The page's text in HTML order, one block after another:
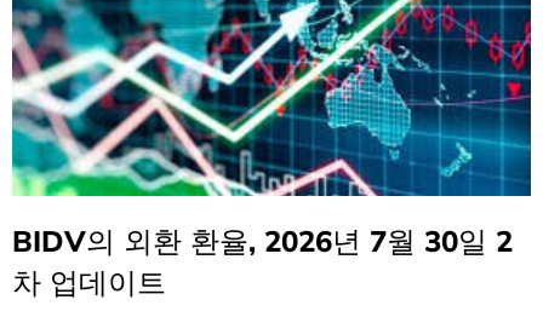
BIDV의 외환 환율, 2026년 7월 30일 2
차 업데이트